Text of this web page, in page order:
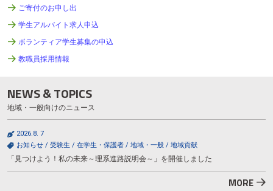
ご寄付のお申し出
学生アルバイト求人申込
ボランティア学生募集の申込
教職員採用情報
NEWS & TOPICS
地域・一般向けのニュース
2026.8. 7
お知らせ / 受験生 / 在学生・保護者 / 地域・一般 / 地域貢献
「見つけよう！私の未来～理系進路説明会～」を開催しました
MORE